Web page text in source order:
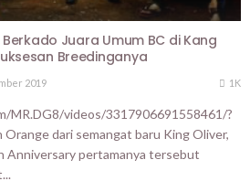
Juara Umum BC di Kang
Breedinganya
2019 1K
MR.DG8/videos/3317906691558461/?
Orange dari semangat baru King Oliver,
Anniversary pertamanya tersebut